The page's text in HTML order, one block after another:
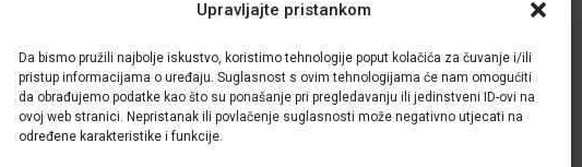
Upravljajte pristankom
Da bismo pružili najbolje iskustvo, koristimo tehnologije poput kolačića za čuvanje i/ili
pristup informacijama o uređaju. Suglasnost s ovim tehnologijama će nam omogućiti
da obrađujemo podatke kao što su ponašanje pri pregledavanju ili jedinstveni ID-ovi na
ovoj web stranici. Nepristanak ili povlačenje suglasnosti može negativno utjecati na
određene karakteristike i funkcije.
© IRMO – Impresum
OIB: 31120185175